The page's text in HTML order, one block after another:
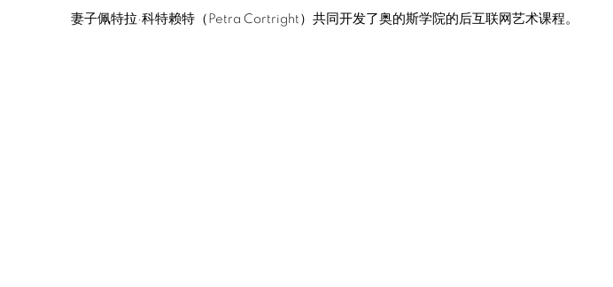
妻子佩特拉·科特赖特（Petra Cortright）共同开发了奥的斯学院的后互联网艺术课程。